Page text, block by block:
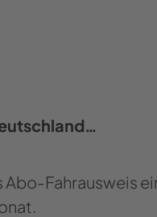
Abo-​​Fahrausweis